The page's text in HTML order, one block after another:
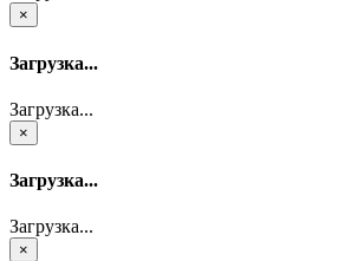
×
Загрузка...
Загрузка...
×
Загрузка...
Загрузка...
×